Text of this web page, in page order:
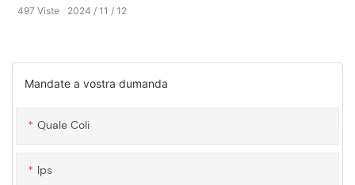
2024 11 12
497 Viste
Mandate a vostra dumanda
Quale Coli
Ips